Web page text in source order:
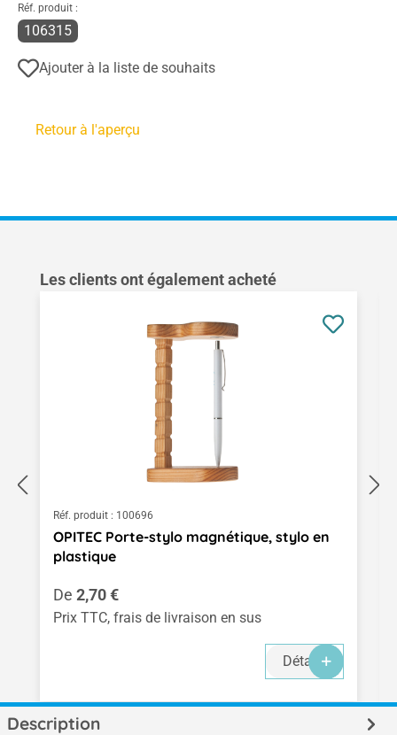
Réf. produit :
106315
Ajouter à la liste de souhaits
Retour à l'aperçu
Ignorer la galerie de produits
Les clients ont également acheté
Réf. produit : 100696
OPITEC Porte-stylo magnétique, stylo en
plastique
Prix régulier :
De 2,70 €
Prix TTC, frais de livraison en sus
Détails
Description